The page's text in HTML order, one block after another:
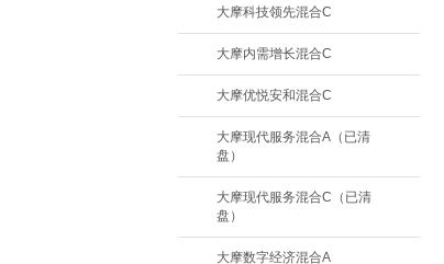
大摩科技领先混合C
大摩内需增长混合C
大摩优悦安和混合C
大摩现代服务混合A（已清
盘）
大摩现代服务混合C（已清
盘）
大摩数字经济混合A